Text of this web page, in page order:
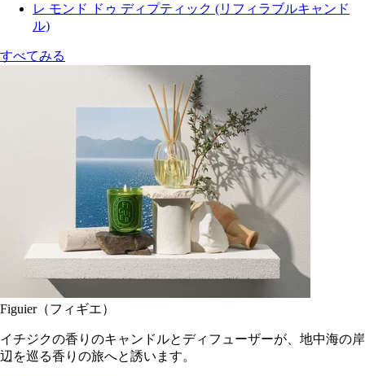
レ モンド ドゥ ディプティック (リフィラブルキャンド
ル)
すべてみる
Figuier（フィギエ）
イチジクの香りのキャンドルとディフューザーが、地中海の岸
辺を巡る香りの旅へと誘います。